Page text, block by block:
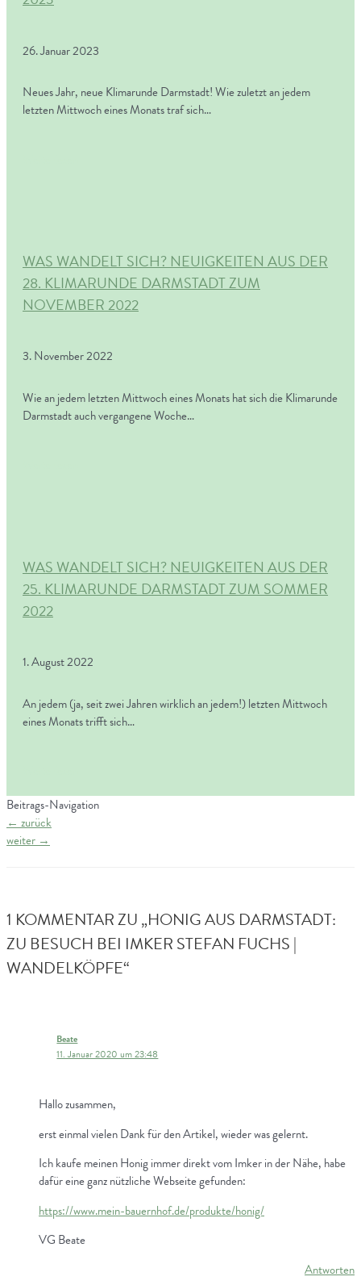
26. Januar 2023
Neues Jahr, neue Klimarunde Darmstadt! Wie zuletzt an jedem
letzten Mittwoch eines Monats traf sich…
WAS WANDELT SICH? NEUIGKEITEN AUS DER
28. KLIMARUNDE DARMSTADT ZUM
NOVEMBER 2022
3. November 2022
Wie an jedem letzten Mittwoch eines Monats hat sich die Klimarunde
Darmstadt auch vergangene Woche…
WAS WANDELT SICH? NEUIGKEITEN AUS DER
25. KLIMARUNDE DARMSTADT ZUM SOMMER
2022
1. August 2022
An jedem (ja, seit zwei Jahren wirklich an jedem!) letzten Mittwoch
eines Monats trifft sich…
Beitrags-Navigation
← zurück
weiter →
1 KOMMENTAR ZU „HONIG AUS DARMSTADT:
ZU BESUCH BEI IMKER STEFAN FUCHS |
WANDELKÖPFE“
Beate
11. Januar 2020 um 23:48
Hallo zusammen,
erst einmal vielen Dank für den Artikel, wieder was gelernt.
Ich kaufe meinen Honig immer direkt vom Imker in der Nähe, habe
dafür eine ganz nützliche Webseite gefunden:
https://www.mein-bauernhof.de/produkte/honig/
VG Beate
Antworten